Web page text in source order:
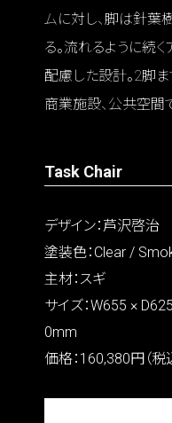
ムに対し、脚は針葉
る。流れるように続
配慮した設計。2脚ま
商業施設、公共空間
Task Chair
デザイン：芦沢啓治
塗装色：Clear /
主材：スギ
サイズ：W655 ×
0mm
価格：160,380円（税